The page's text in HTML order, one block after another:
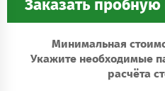
Минимальная
Укажите необходимые
расчёта